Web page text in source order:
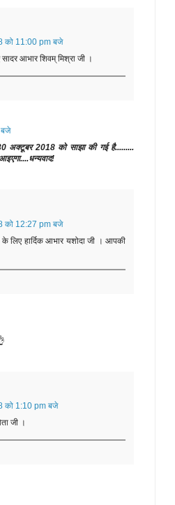
को 11:00 pm बजे
आभार शिवम् मिश्रा जी ।
अक्टूबर 2018 को साझा की गई है.........
को 12:27 pm बजे
लिए हार्दिक आभार यशोदा जी । आपकी
को 1:10 pm बजे
जी ।